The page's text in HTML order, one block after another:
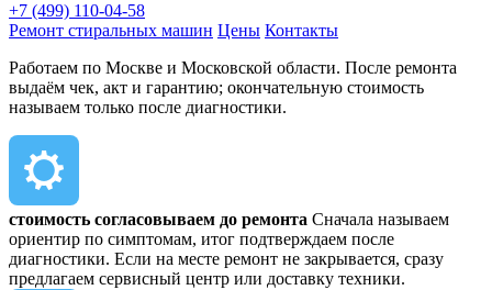
+7 (499) 110-04-58
Ремонт стиральных машин Цены Контакты
Работаем по Москве и Московской области. После ремонта
выдаём чек, акт и гарантию; окончательную стоимость
называем только после диагностики.
стоимость согласовываем до ремонта Сначала называем
ориентир по симптомам, итог подтверждаем после
диагностики. Если на месте ремонт не закрывается, сразу
предлагаем сервисный центр или доставку техники.